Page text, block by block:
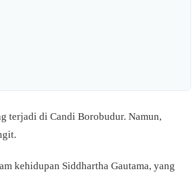
terjadi di Candi Borobudur. Namun,
kehidupan Siddhartha Gautama, yang